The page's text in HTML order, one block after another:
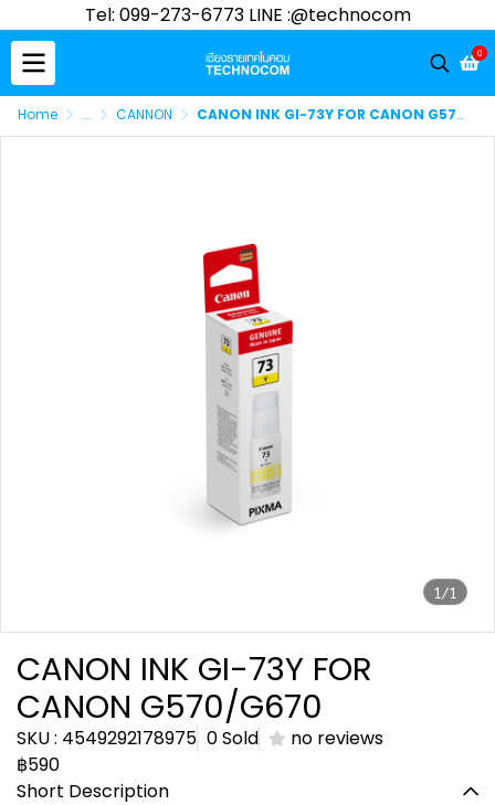
Tel: 099-273-6773 LINE :@technocom
0
Home ... CANNON CANON INK GI-73Y FOR CANON G570/G670
1/1
CANON INK GI-73Y FOR
CANON G570/G670
SKU : 4549292178975 0 Sold
no reviews
฿590
Short Description